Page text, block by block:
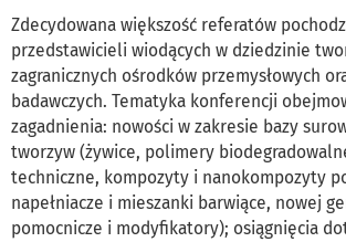
Zdecydowana większość referatów
przedstawicieli wiodących w dziedzinie
zagranicznych ośrodków przemysłowych
badawczych. Tematyka konferencji
zagadnienia: nowości w zakresie bazy
tworzyw (żywice, polimery
techniczne, kompozyty i nanokompozyty
napełniacze i mieszanki barwiące, nowej
pomocnicze i modyfikatory); osiągnięcia